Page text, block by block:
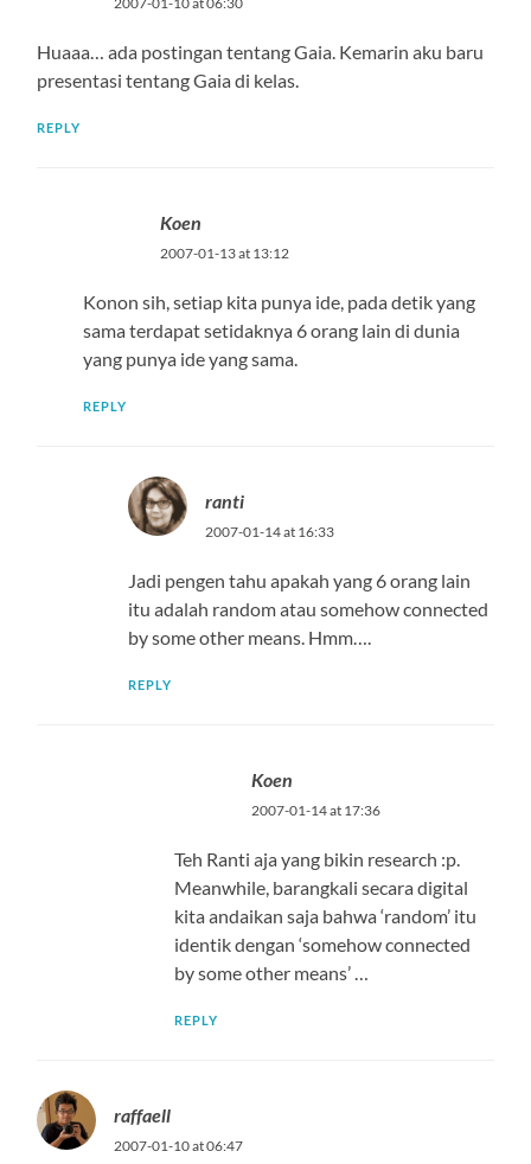
Huaaa… ada postingan tentang Gaia. Kemarin aku baru
presentasi tentang Gaia di kelas.
REPLY
Koen
2007-01-13 at 13:12
Konon sih, setiap kita punya ide, pada detik yang
sama terdapat setidaknya 6 orang lain di dunia
yang punya ide yang sama.
REPLY
ranti
2007-01-14 at 16:33
Jadi pengen tahu apakah yang 6 orang lain
itu adalah random atau somehow connected
by some other means. Hmm….
REPLY
Koen
2007-01-14 at 17:36
Teh Ranti aja yang bikin research :p.
Meanwhile, barangkali secara digital
kita andaikan saja bahwa ‘random’ itu
identik dengan ‘somehow connected
by some other means’ …
REPLY
raffaell
2007-01-10 at 06:47